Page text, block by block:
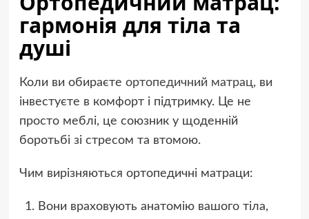
гармонія для тіла та
душі
Коли ви обираєте ортопедичний матрац, ви
інвестуєте в комфорт і підтримку. Це не
просто меблі, це союзник у щоденній
боротьбі зі стресом та втомою.
Чим вирізняються ортопедичні матраци:
Вони враховують анатомію вашого тіла,